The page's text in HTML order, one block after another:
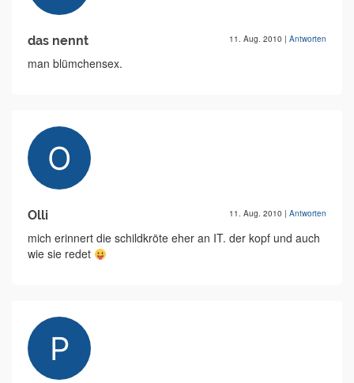
das nennt 11. Aug. 2010 | Antworten
man blümchensex.
Olli 11. Aug. 2010 | Antworten
mich erinnert die schildkröte eher an IT. der kopf und auch
wie sie redet